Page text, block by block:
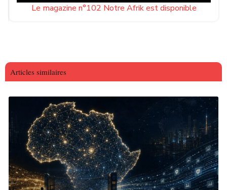
Le magazine n°102 Notre Afrik est disponible
Articles similaires